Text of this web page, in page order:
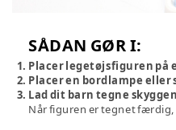
SÅDAN GØR I:
Placer legetøjsfiguren på
Placer en bordlampe eller
Lad dit barn tegne
Når figuren er tegnet